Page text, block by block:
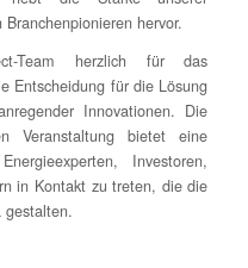
hervor.
Team herzlich für das
Entscheidung für die Lösung
Innovationen. Die
Veranstaltung bietet eine
Investoren,
in Kontakt zu treten, die die